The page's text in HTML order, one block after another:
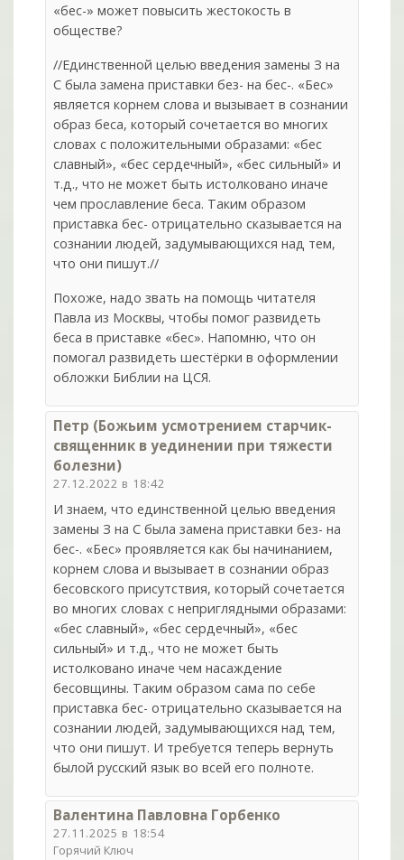
«бес-» может повысить жестокость в
обществе?
//Единственной целью введения замены З на
С была замена приставки без- на бес-. «Бес»
является корнем слова и вызывает в сознании
образ беса, который сочетается во многих
словах с положительными образами: «бес
славный», «бес сердечный», «бес сильный» и
т.д., что не может быть истолковано иначе
чем прославление беса. Таким образом
приставка бес- отрицательно сказывается на
сознании людей, задумывающихся над тем,
что они пишут.//
Похоже, надо звать на помощь читателя
Павла из Москвы, чтобы помог развидеть
беса в приставке «бес». Напомню, что он
помогал развидеть шестёрки в оформлении
обложки Библии на ЦСЯ.
Петр (Божьим усмотрением старчик-
священник в уединении при тяжести
болезни)
27.12.2022 в 18:42
И знаем, что единственной целью введения
замены З на С была замена приставки без- на
бес-. «Бес» проявляется как бы начинанием,
корнем слова и вызывает в сознании образ
бесовского присутствия, который сочетается
во многих словах с неприглядными образами:
«бес славный», «бес сердечный», «бес
сильный» и т.д., что не может быть
истолковано иначе чем насаждение
бесовщины. Таким образом сама по себе
приставка бес- отрицательно сказывается на
сознании людей, задумывающихся над тем,
что они пишут. И требуется теперь вернуть
былой русский язык во всей его полноте.
Валентина Павловна Горбенко
27.11.2025 в 18:54
Горячий Ключ